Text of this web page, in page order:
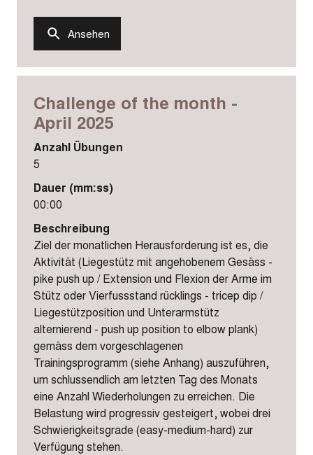
Ansehen
Challenge of the month -
April 2025
Anzahl Übungen
5
Dauer (mm:ss)
00:00
Beschreibung
Ziel der monatlichen Herausforderung ist es, die
Aktivität (Liegestütz mit angehobenem Gesäss -
pike push up / Extension und Flexion der Arme im
Stütz oder Vierfussstand rücklings - tricep dip /
Liegestützposition und Unterarmstütz
alternierend - push up position to elbow plank)
gemäss dem vorgeschlagenen
Trainingsprogramm (siehe Anhang) auszuführen,
um schlussendlich am letzten Tag des Monats
eine Anzahl Wiederholungen zu erreichen. Die
Belastung wird progressiv gesteigert, wobei drei
Schwierigkeitsgrade (easy-medium-hard) zur
Verfügung stehen.